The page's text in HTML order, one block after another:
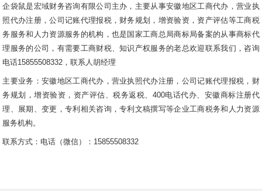
企袋鼠是宏域财务咨询有限公司主办，主要从事安徽地区工商代办，营业执
照代办注册，公司记账代理报税，财务规划，增资验资，资产评估等工商税
务服务和人力资源服务的机构，也是国家工商总局商标局备案的从事商标代
理服务的公司，有需要工商财税、知识产权服务的老总欢迎联系我们，咨询
电话15855508332，联系人胡经理
主要业务：安徽地区工商代办，营业执照代办注册，公司记账代理报税，财
务规划，增资验资，资产评估、税务返税、400电话代办、安徽商标注册代
理、展期、变更，专利相关咨询，专利文稿撰写等企业工商税务和人力资源
服务机构。
联系方式：电话（微信）：15855508332